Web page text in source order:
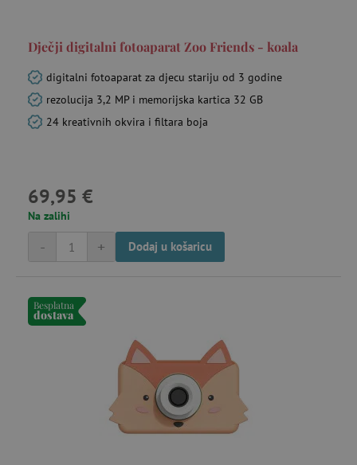
Dječji digitalni fotoaparat Zoo Friends - koala
digitalni fotoaparat za djecu stariju od 3 godine
rezolucija 3,2 MP i memorijska kartica 32 GB
24 kreativnih okvira i filtara boja
69,95 €
Na zalihi
+
- Dodaj u košaricu
Besplatna
dostava